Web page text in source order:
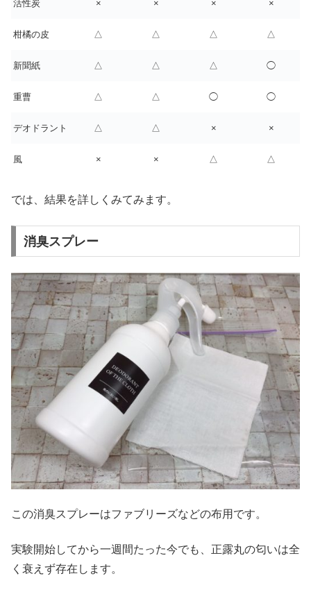
活性炭 × × × ×
柑橘の皮 △ △ △ △
新聞紙 △ △ △ ◯
重曹 △ △ ◯ ◯
デオドラント △ △ × ×
風 × × △ △
では、結果を詳しくみてみます。
消臭スプレー
この消臭スプレーはファブリーズなどの布用です。
実験開始してから一週間たった今でも、正露丸の匂いは全
く衰えず存在します。